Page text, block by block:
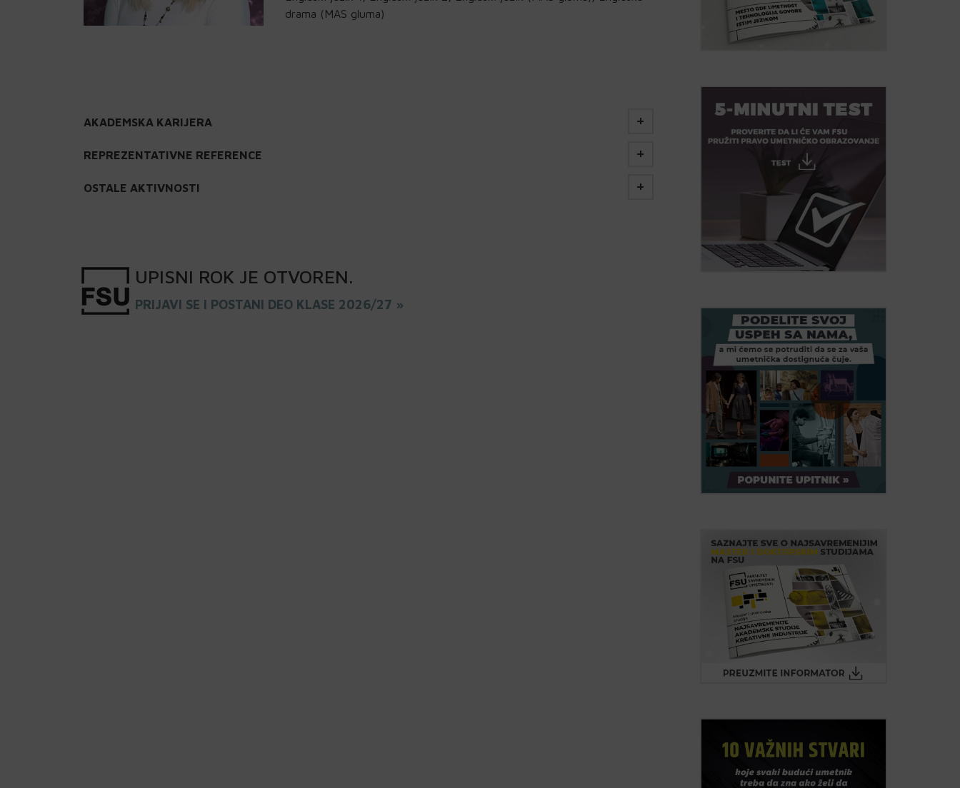
drama (MAS gluma)
AKADEMSKA KARIJERA
REPREZENTATIVNE REFERENCE
OSTALE AKTIVNOSTI
UPISNI ROK JE OTVOREN.
PRIJAVI SE I POSTANI DEO KLASE 2026/27 »